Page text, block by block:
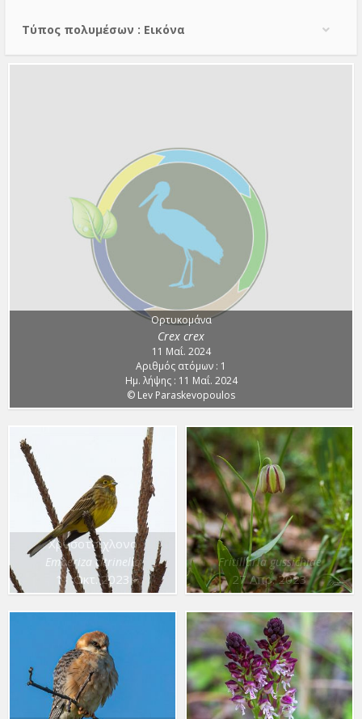
Τύπος πολυμέσων : Εικόνα
Ορτυκομάνα
Crex crex
11 Μαΐ. 2024
Αριθμός ατόμων : 1
Ημ. λήψης : 11 Μαΐ. 2024
© Lev Paraskevopoulos
Χρυσοτσίχλονο
Emberiza citrinella
11 Οκτ. 2023
Fritillaria gussichiae
27 Απρ. 2023